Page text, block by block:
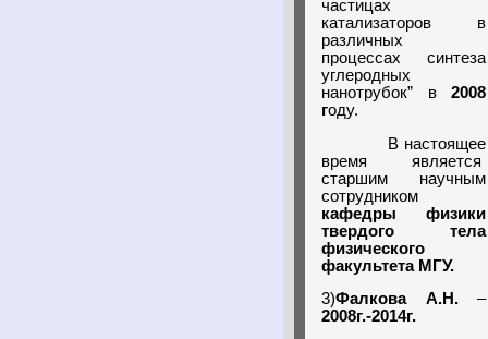
частицах
катализаторов в
различных
процессах синтеза
углеродных
нанотрубок” в 2008
году.
В настоящее
время является
старшим научным
сотрудником
кафедры физики
твердого тела
физического
факультета МГУ.
3)Фалкова А.Н.–
2008г.-2014г.